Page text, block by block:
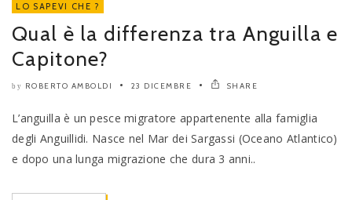
LO SAPEVI CHE ?
Qual è la differenza tra Anguilla e
Capitone?
by ROBERTO AMBOLDI 23 DICEMBRE SHARE
L’anguilla è un pesce migratore appartenente alla famiglia
degli Anguillidi. Nasce nel Mar dei Sargassi (Oceano Atlantico)
e dopo una lunga migrazione che dura 3 anni..